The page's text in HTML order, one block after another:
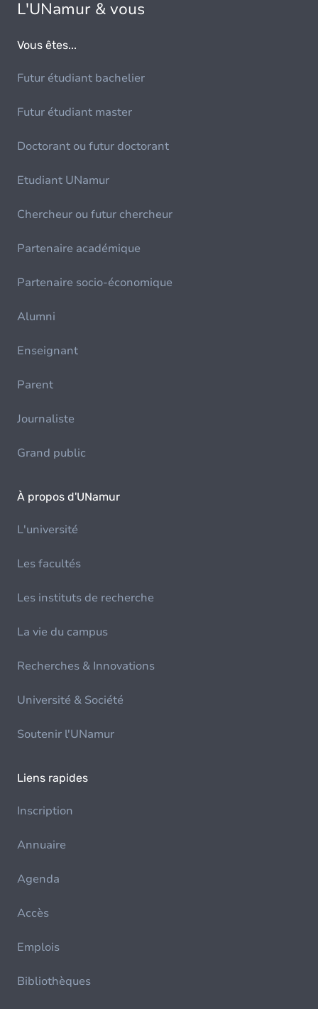
L'UNamur & vous
Vous êtes...
Futur étudiant bachelier
Futur étudiant master
Doctorant ou futur doctorant
Etudiant UNamur
Chercheur ou futur chercheur
Partenaire académique
Partenaire socio-économique
Alumni
Enseignant
Parent
Journaliste
Grand public
À propos d'UNamur
L'université
Les facultés
Les instituts de recherche
La vie du campus
Recherches & Innovations
Université & Société
Soutenir l'UNamur
Liens rapides
Inscription
Annuaire
Agenda
Accès
Emplois
Bibliothèques